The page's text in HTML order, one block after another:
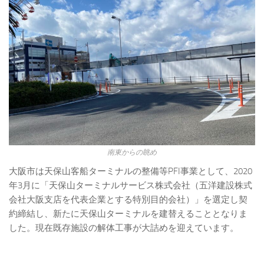
南東からの眺め
大阪市は天保山客船ターミナルの整備等PFI事業として、2020
年3月に「天保山ターミナルサービス株式会社（五洋建設株式
会社大阪支店を代表企業とする特別目的会社）」を選定し契
約締結し、新たに天保山ターミナルを建替えることとなりま
した。現在既存施設の解体工事が大詰めを迎えています。